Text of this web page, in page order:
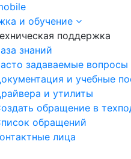
и обучение
поддержка
знаний
задаваемые вопросы
и учебные
и утилиты
обращение в
обращений
лица